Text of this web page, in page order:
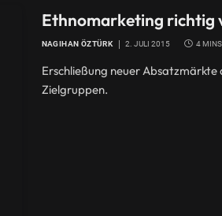
Ethnomarketing richtig
NAGIHAN ÖZTÜRK 2. JULI 2015 4
Erschließung neuer
Zielgruppen.